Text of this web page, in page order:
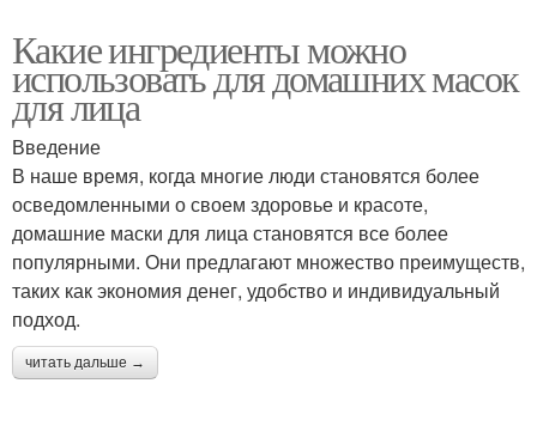
Какие ингредиенты можно
использовать для домашних масок
для лица
Введение
В наше время, когда многие люди становятся более
осведомленными о своем здоровье и красоте,
домашние маски для лица становятся все более
популярными. Они предлагают множество преимуществ,
таких как экономия денег, удобство и индивидуальный
подход.
читать дальше →